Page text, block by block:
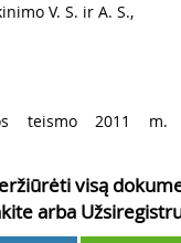
V. S. ir A. S.,
teismo 2011
visą
arba